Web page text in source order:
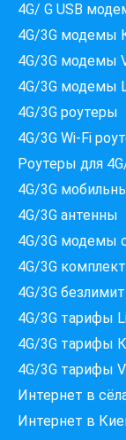
4G/ G USB
4G/3G модемы
4G/3G модемы
4G/3G модемы
4G/3G роутеры
4G/3G Wi-Fi
Роутеры для
4G/3G
4G/3G антенны
4G/3G модемы
4G/3G
4G/3G
4G/3G тарифы
4G/3G тарифы
4G/3G тарифы
Интернет в
Интернет в
Введіть
Місто,